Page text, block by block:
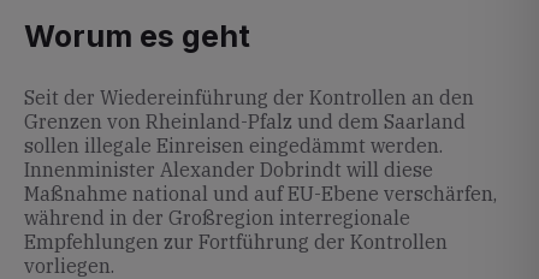
Worum es geht
Seit der Wiedereinführung der Kontrollen an den
Grenzen von Rheinland-Pfalz und dem Saarland
sollen illegale Einreisen eingedämmt werden.
Innenminister Alexander Dobrindt will diese
Maßnahme national und auf EU-Ebene verschärfen,
während in der Großregion interregionale
Empfehlungen zur Fortführung der Kontrollen
vorliegen.